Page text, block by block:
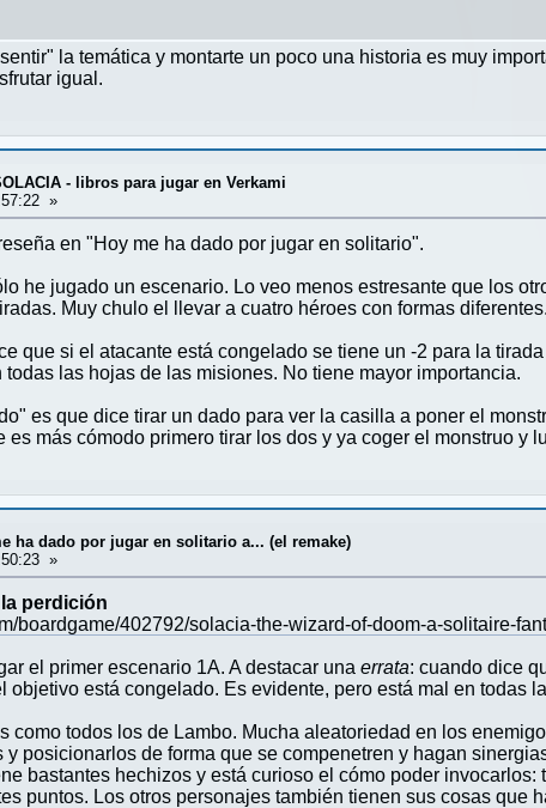
la temática y montarte un poco una historia es muy
igual.
- libros para jugar en Verkami
»
en "Hoy me ha dado por jugar en solitario".
he jugado un escenario. Lo veo menos estresante que los
Muy chulo el llevar a cuatro héroes con formas diferentes.
que si el atacante está congelado se tiene un -2 para la
las hojas de las misiones. No tiene mayor importancia.
es que dice tirar un dado para ver la casilla a poner el
es más cómodo primero tirar los dos y ya coger el monstruo y
ha dado por jugar en solitario a... (el remake)
»
perdición
boardgame/402792/solacia-the-wizard-of-doom-a-solitaire-
el primer escenario 1A. A destacar unaerrata: cuando dice
objetivo está congelado. Es evidente, pero está mal en todas
como todos los de Lambo. Mucha aleatoriedad en los
y posicionarlos de forma que se compenetren y hagan
bastantes hechizos y está curioso el cómo poder
puntos. Los otros personajes también tienen sus cosas que